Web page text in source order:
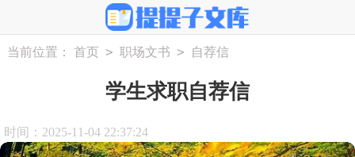
当前位置： 首页 > 职场文书 > 自荐信
学生求职自荐信
时间：2025-11-04 22:37:24